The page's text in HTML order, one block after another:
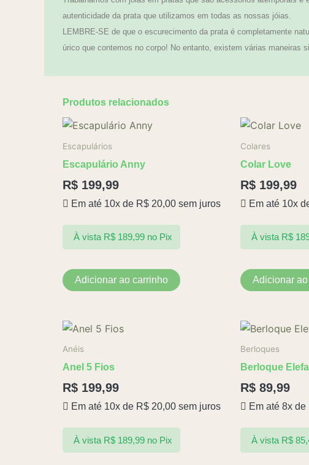
autenticidade da prata que utilizamos em todas as nossas jóias.
LEMBRE-SE de que o escurecimento da prata é completamente
úrico que contemos no corpo! No entanto, existem várias maneiras
Produtos relacionados
Escapulários
Escapulário Anny
R$ 199,99
Em até 10x de R$ 20,00 sem juros
À vista R$189,99 no Pix
Adicionar ao carrinho
Colares
Colar Love
R$ 199,99
Em até 10x
À vista R$
Adicionar
Anéis
Anel 5 Fios
R$ 199,99
Em até 10x de R$ 20,00 sem juros
À vista R$189,99 no Pix
As
podem
ser
Berloques
Berloque
R$ 89,99
Em até 8x de
À vista R$